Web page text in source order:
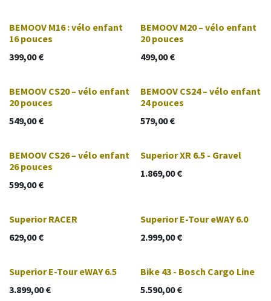
BEMOOV M16 : vélo enfant
16 pouces
399,00€
BEMOOV M20 – vélo enfant
20 pouces
499,00€
BEMOOV CS20 – vélo enfant
20 pouces
549,00€
BEMOOV CS24 – vélo enfant
24 pouces
579,00€
BEMOOV CS26 – vélo enfant
26 pouces
599,00€
Superior XR 6.5 - Gravel
1.869,00€
Superior RACER
629,00€
Superior E-Tour eWAY 6.0
2.999,00€
Superior E-Tour eWAY 6.5
3.899,00€
Bike 43 - Bosch Cargo Line
5.590,00€